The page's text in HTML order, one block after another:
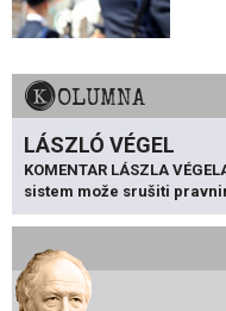
KOLUMNA
LÁSZLÓ VÉGEL
KOMENTAR LÁSZLA
sistem može srušiti